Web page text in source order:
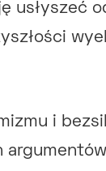
usłyszeć
i